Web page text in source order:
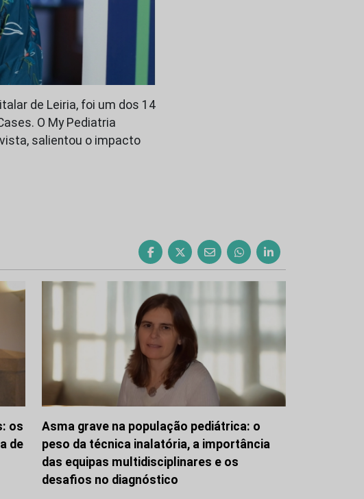
de Leiria, foi um dos 14
O My Pediatria
salientou o impacto
os
de
Asma grave na população pediátrica: o
peso da técnica inalatória, a importância
das equipas multidisciplinares e os
desafios no diagnóstico